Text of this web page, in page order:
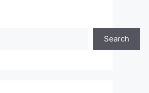
Search